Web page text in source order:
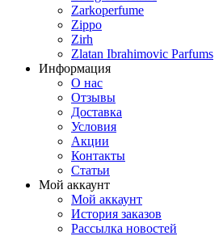
Zarkoperfume
Zippo
Zirh
Zlatan Ibrahimovic Parfums
Информация
О нас
Отзывы
Доставка
Условия
Aкции
Контакты
Статьи
Мой аккаунт
Мой аккаунт
История заказов
Рассылка новостей